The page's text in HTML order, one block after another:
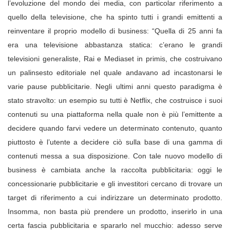
l’evoluzione del mondo dei media, con particolar riferimento a
quello della televisione, che ha spinto tutti i grandi emittenti a
reinventare il proprio modello di business: “Quella di 25 anni fa
era una televisione abbastanza statica: c’erano le grandi
televisioni generaliste, Rai e Mediaset in primis, che costruivano
un palinsesto editoriale nel quale andavano ad incastonarsi le
varie pause pubblicitarie. Negli ultimi anni questo paradigma è
stato stravolto: un esempio su tutti è Netflix, che costruisce i suoi
contenuti su una piattaforma nella quale non è più l’emittente a
decidere quando farvi vedere un determinato contenuto, quanto
piuttosto è l’utente a decidere ciò sulla base di una gamma di
contenuti messa a sua disposizione. Con tale nuovo modello di
business è cambiata anche la raccolta pubblicitaria: oggi le
concessionarie pubblicitarie e gli investitori cercano di trovare un
target di riferimento a cui indirizzare un determinato prodotto.
Insomma, non basta più prendere un prodotto, inserirlo in una
certa fascia pubblicitaria e spararlo nel mucchio: adesso serve